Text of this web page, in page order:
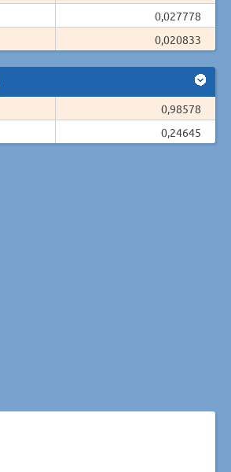
0,027778
0,020833
0,98578
0,24645